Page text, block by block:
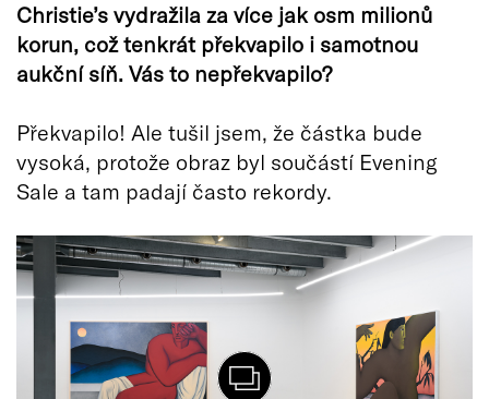
Christie’s vydražila za více jak osm milionů
korun, cožtenkrát překvapilo i samotnou
aukční síň. Vás to nepřekvapilo?
Překvapilo! Ale tušil jsem, že částka bude
vysoká, protože obraz byl součástí Evening
Sale a tam padají často rekordy.